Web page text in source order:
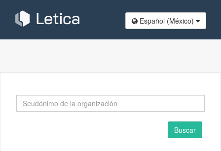
Español (México​)